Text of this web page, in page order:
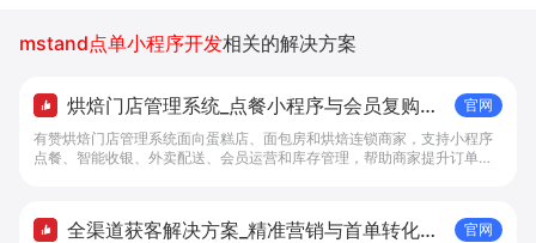
mstand点单小程序开发相关的解决方案
烘焙门店管理系统_点餐小程序与会员复购工
具 - 做生意, 找有赞
官网
有赞烘焙门店管理系统面向蛋糕店、面包房和烘焙连锁商家，支持小程序
点餐、智能收银、外卖配送、会员运营和库存管理，帮助商家提升订单转
全渠道获客解决方案_精准营销与首单转化方
官网